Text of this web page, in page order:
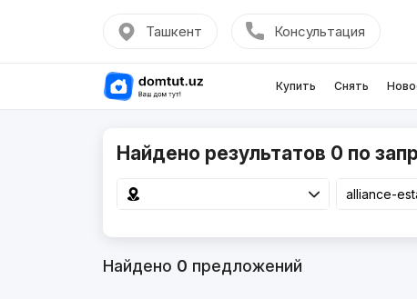
Ташкент Консультация
Купить Снять
Найдено результатов 0 по
Найдено 0 предложений